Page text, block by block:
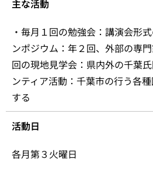
主な活動
・毎月１回の勉強会：講演会形
ンポジウム：年２回、外部の専
回の現地見学会：県内外の千葉
ンティア活動：千葉市の行う各
する
活動日
各月第３火曜日